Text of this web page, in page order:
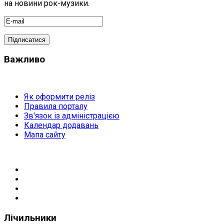
на новини рок-музики.
Важливо
Як оформити реліз
Правила порталу
Зв'язок із адміністрацією
Календар додавань
Мапа сайту
Лічильники